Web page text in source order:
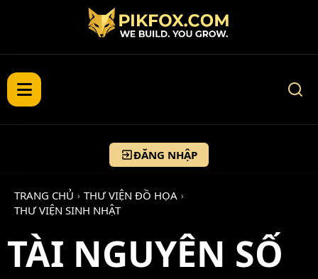
ĐĂNG NHẬP
TRANG CHỦ › THƯ VIỆN ĐỒ HỌA ›
THƯ VIỆN SINH NHẬT
TÀI NGUYÊN SỐ